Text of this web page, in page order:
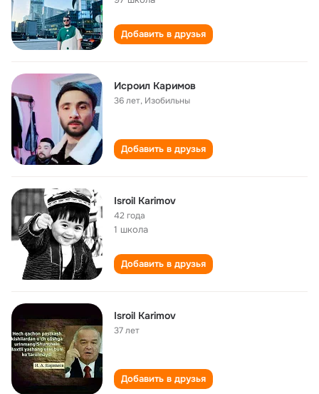
Добавить в друзья
Исроил Каримов
36 лет, Изобильны
Добавить в друзья
Isroil Karimov
42 года
1 школа
Добавить в друзья
Isroil Karimov
37 лет
Добавить в друзья